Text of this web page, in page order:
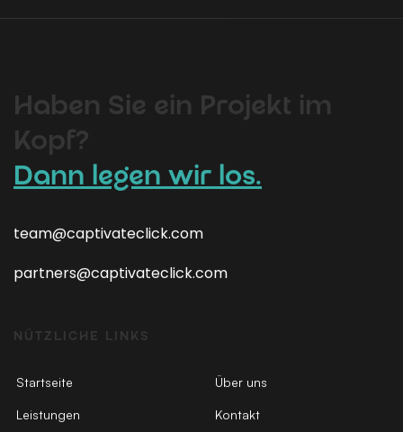
Haben Sie ein Projekt im
Kopf?
Dann legen wir los.
team@captivateclick.com
partners@captivateclick.com
NÜTZLICHE LINKS
Startseite
Leistungen
Über uns
Kontakt